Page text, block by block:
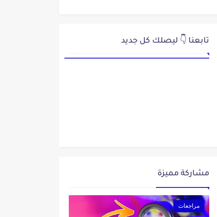
تابعنا 👇 ليصلك كل جديد
مشاركة مميزة
مراجعات